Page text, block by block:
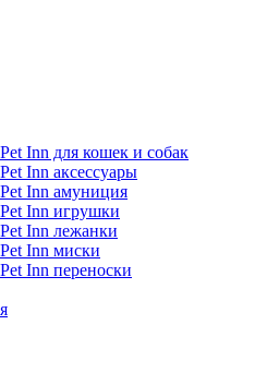
Inn для кошек и собак
Inn аксессуары
Inn амуниция
Inn игрушки
Inn лежанки
Inn миски
Inn переноски